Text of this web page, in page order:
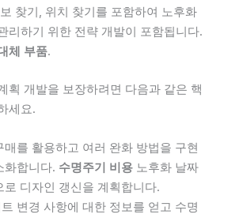
찾기, 위치 찾기를 포함하여 노후화
리하기 위한 전략 개발이 포함됩니다.
체 부품.
획 개발을 보장하려면 다음과 같은 핵
세요.
매를 활용하고 여러 완화 방법을 구현
화합니다. 수명주기 비용노후화 날짜
로 디자인 갱신을 계획합니다.
변경 사항에 대한 정보를 얻고 수명